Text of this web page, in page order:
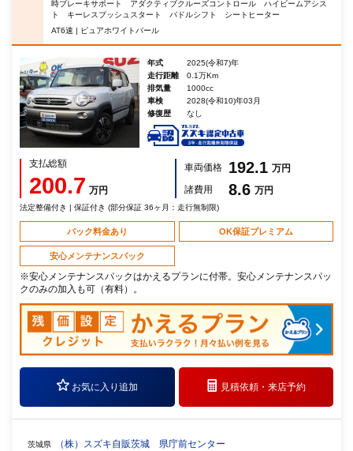
時ブレーキサポート アダクティブクルーズコントロール ハイビームアシス
ト キーレスプッシュスタート パドルシフト シートヒーター
AT6速 | ピュアホワイトパール
年式
2025(令和7)年
走行距離
0.1万Km
排気量
1000cc
車検
2028(令和10)年03月
修復歴
なし
支払総額
200.7 万円
車両価格 192.1 万円
諸費用
8.6 万円
法定整備付き | 保証付き (部分保証 36ヶ月：走行無制限)
パック料金あり OK保証プレミアム
安心メンテナンスパック
※安心メンテナンスパックはかえるプランに付帯。安心メンテナンスパッ
クのみの加入も可（有料）。
お気に入り追加 見積依頼・来店予約
茨城県 （株）スズキ自販茨城 県庁前センター